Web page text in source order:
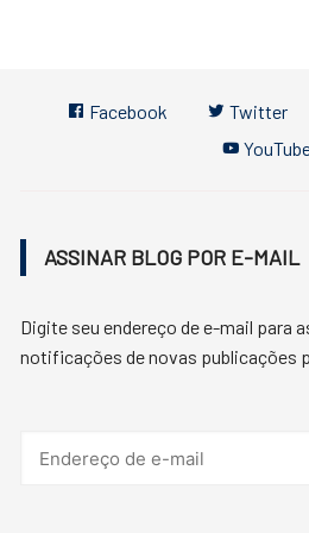
Facebook Twitter
ASSINAR BLOG POR E-MAIL
Digite seu endereço de e-mail para
notificações de novas publicações